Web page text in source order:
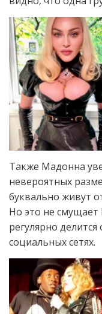
Также Мадонна
невероятных
буквально живут
Но это не
регулярно
социальных сетях.